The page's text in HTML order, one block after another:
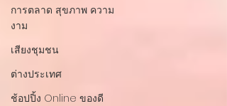
การตลาด สุขภาพ ความ
งาม
เสียงชุมชน
ต่างประเทศ
ช้อปปิ้ง Online ของดี